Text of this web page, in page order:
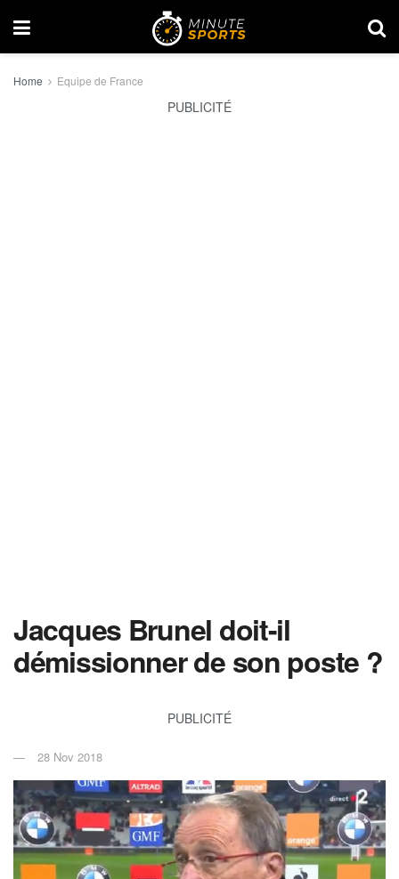
Home Equipe de France
PUBLICITÉ
Jacques Brunel doit-il
démissionner de son poste ?
PUBLICITÉ
28 Nov 2018